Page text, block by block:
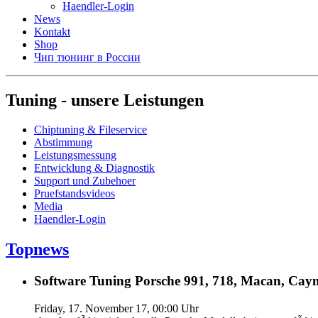
Haendler-Login
News
Kontakt
Shop
Чип тюнинг в России
Tuning - unsere Leistungen
Chiptuning & Fileservice
Abstimmung
Leistungsmessung
Entwicklung & Diagnostik
Support und Zubehoer
Pruefstandsvideos
Media
Haendler-Login
Topnews
Software Tuning Porsche 991, 718, Macan,
Friday, 17. November 17, 00:00 Uhr